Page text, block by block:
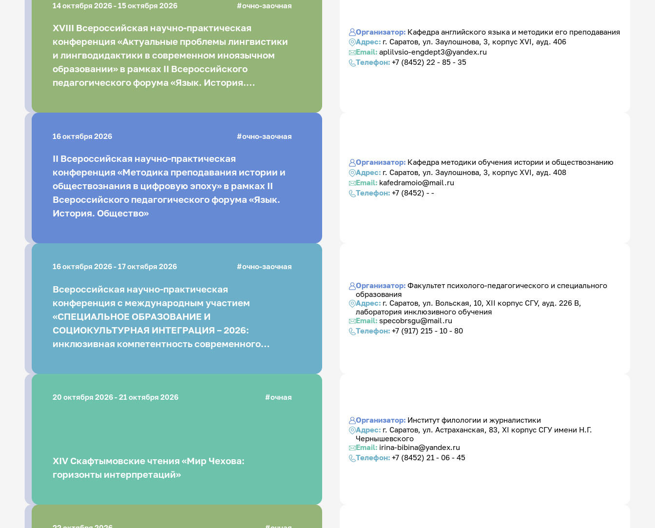
14 октября 2026 - 15 октября 2026 очно-заочная
ХVIII Всероссийская научно-практическая
конференция «Актуальные проблемы лингвистики
и лингводидактики в современном иноязычном
образовании» в рамках II Всероссийского
педагогического форума «Язык. История.
Организатор: Кафедра английского языка и методики его преподавания
Адрес: г. Саратов, ул. Заулошнова, 3, корпус XVI, ауд. 406
Email: aplilvsio-engdept3@yandex.ru
Телефон: +7 (8452) 22 - 85 - 35
16 октября 2026 очно-заочная
II Всероссийская научно-практическая
конференция «Методика преподавания истории и
обществознания в цифровую эпоху» в рамках II
Всероссийского педагогического форума «Язык.
История. Общество»
Организатор: Кафедра методики обучения истории и обществознанию
Адрес: г. Саратов, ул. Заулошнова, 3, корпус XVI, ауд. 408
Email: kafedramoio@mail.ru
Телефон: +7 (8452) - -
16 октября 2026 - 17 октября 2026 очно-заочная
Всероссийская научно-практическая
конференция с международным участием
«СПЕЦИАЛЬНОЕ ОБРАЗОВАНИЕ И
СОЦИОКУЛЬТУРНАЯ ИНТЕГРАЦИЯ – 2026:
инклюзивная компетентность современного
Организатор: Факультет психолого-педагогического и специального
образования
Адрес: г. Саратов, ул. Вольская, 10, XII корпус СГУ, ауд. 226 В,
лаборатория инклюзивного обучения
Email: specobrsgu@mail.ru
Телефон: +7 (917) 215 - 10 - 80
20 октября 2026 - 21 октября 2026 очная
XIV Скафтымовские чтения «Мир Чехова:
горизонты интерпретаций»
Организатор: Институт филологии и журналистики
Адрес: г. Саратов, ул. Астраханская, 83, XI корпус СГУ имени Н.Г.
Чернышевского
Email: irina-bibina@yandex.ru
Телефон: +7 (8452) 21 - 06 - 45